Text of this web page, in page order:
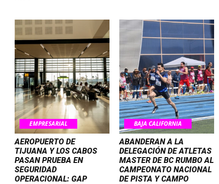
EMPRESARIAL
AEROPUERTO DE
TIJUANA Y LOS CABOS
PASAN PRUEBA EN
SEGURIDAD
OPERACIONAL: GAP
BAJA CALIFORNIA
ABANDERAN A LA
DELEGACIÓN DE ATLETAS
MASTER DE BC RUMBO AL
CAMPEONATO NACIONAL
DE PISTA Y CAMPO